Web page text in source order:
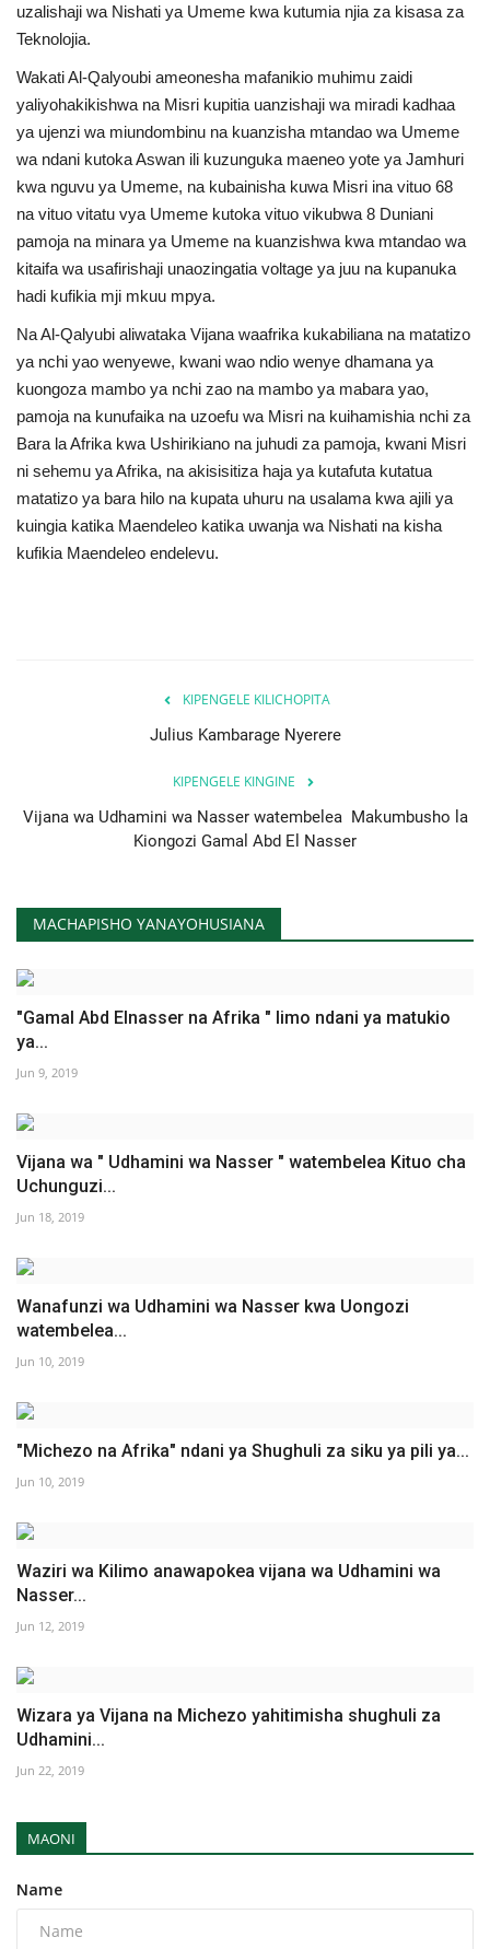
uzalishaji wa Nishati ya Umeme kwa kutumia njia za kisasa za
Teknolojia.
Wakati Al-Qalyoubi ameonesha mafanikio muhimu zaidi
yaliyohakikishwa na Misri kupitia uanzishaji wa miradi kadhaa
ya ujenzi wa miundombinu na kuanzisha mtandao wa Umeme
wa ndani kutoka Aswan ili kuzunguka maeneo yote ya Jamhuri
kwa nguvu ya Umeme, na kubainisha kuwa Misri ina vituo 68
na vituo vitatu vya Umeme kutoka vituo vikubwa 8 Duniani
pamoja na minara ya Umeme na kuanzishwa kwa mtandao wa
kitaifa wa usafirishaji unaozingatia voltage ya juu na kupanuka
hadi kufikia mji mkuu mpya.
Na Al-Qalyubi aliwataka Vijana waafrika kukabiliana na matatizo
ya nchi yao wenyewe, kwani wao ndio wenye dhamana ya
kuongoza mambo ya nchi zao na mambo ya mabara yao,
pamoja na kunufaika na uzoefu wa Misri na kuihamishia nchi za
Bara la Afrika kwa Ushirikiano na juhudi za pamoja, kwani Misri
ni sehemu ya Afrika, na akisisitiza haja ya kutafuta kutatua
matatizo ya bara hilo na kupata uhuru na usalama kwa ajili ya
kuingia katika Maendeleo katika uwanja wa Nishati na kisha
kufikia Maendeleo endelevu.
KIPENGELE KILICHOPITA
Julius Kambarage Nyerere
KIPENGELE KINGINE
Vijana wa Udhamini wa Nasser watembelea Makumbusho la
Kiongozi Gamal Abd El Nasser
MACHAPISHO YANAYOHUSIANA
"Gamal Abd Elnasser na Afrika " limo ndani ya matukio
ya...
Jun 9, 2019
Vijana wa " Udhamini wa Nasser " watembelea Kituo cha
Uchunguzi...
Jun 18, 2019
Wanafunzi wa Udhamini wa Nasser kwa Uongozi
watembelea...
Jun 10, 2019
"Michezo na Afrika" ndani ya Shughuli za siku ya pili ya...
Jun 10, 2019
Waziri wa Kilimo anawapokea vijana wa Udhamini wa
Nasser...
Jun 12, 2019
Wizara ya Vijana na Michezo yahitimisha shughuli za
Udhamini...
Jun 22, 2019
MAONI
Name